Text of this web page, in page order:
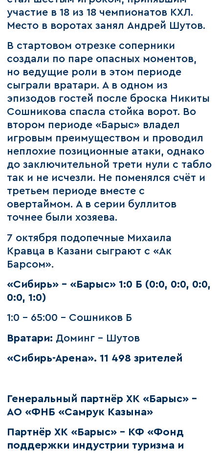
участие в 18 из 18 чемпионатов КХЛ.
Место в воротах занял Андрей Шутов.
В стартовом отрезке соперники
создали по паре опасных моментов,
но ведущие роли в этом периоде
сыграли вратари. А в одном из
эпизодов гостей после броска Никиты
Сошникова спасла стойка ворот. Во
втором периоде «Барыс» владел
игровым преимуществом и проводил
неплохие позиционные атаки, однако
до заключительной трети нули с табло
так и не исчезли. Не поменялся счёт и
третьем периоде вместе с
овертаймом. А в серии буллитов
точнее были хозяева.
7 октября подопечные Михаила
Кравца в Казани сыграют с «Ак
Барсом».
«Сибирь» - «Барыс» 1:0 Б (0:0, 0:0, 0:0,
0:0, 1:0)
1:0 – 65:00 – Сошников Б
Вратари: Доминг – Шутов
«Сибирь-Арена». 11 498 зрителей
Генеральный партнёр ХК «Барыс» –
АО «ФНБ «Самрук Казына»
Партнёр ХК «Барыс» - КФ «Фонд
поддержки индустрии туризма и